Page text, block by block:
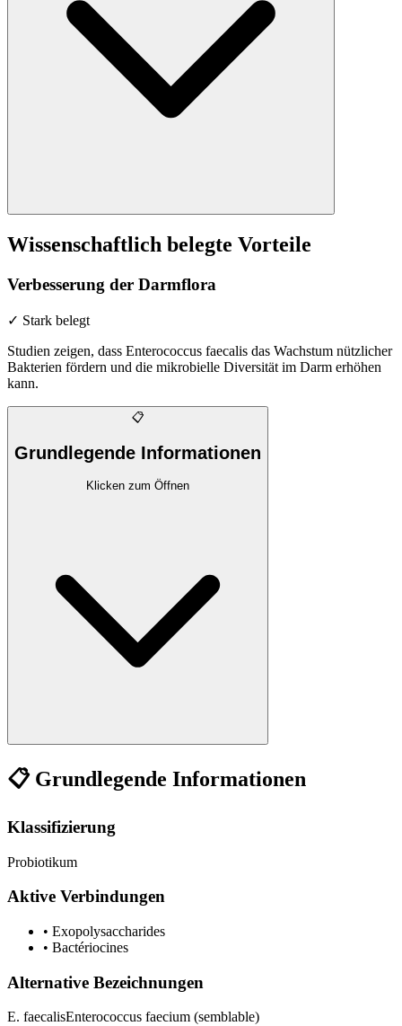
Wissenschaftlich belegte Vorteile
Verbesserung der Darmflora
✓ Stark belegt
Studien zeigen, dass Enterococcus faecalis das Wachstum nützlicher
Bakterien fördern und die mikrobielle Diversität im Darm erhöhen
kann.
📋
Grundlegende Informationen
Klicken zum Öffnen
📋 Grundlegende Informationen
Klassifizierung
Probiotikum
Aktive Verbindungen
• Exopolysaccharides
• Bactériocines
Alternative Bezeichnungen
E. faecalisEnterococcus faecium (semblable)